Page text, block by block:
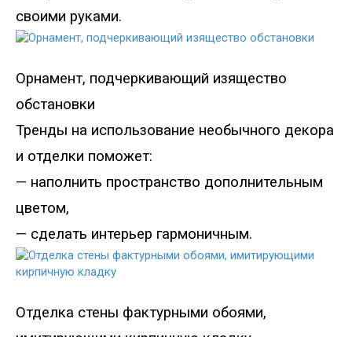
своими руками.
Орнамент, подчеркивающий изящество
обстановки
Тренды на использование необычного декора
и отделки поможет:
— наполнить пространство дополнительным
цветом,
— сделать интерьер гармоничным.
Отделка стены фактурными обоями,